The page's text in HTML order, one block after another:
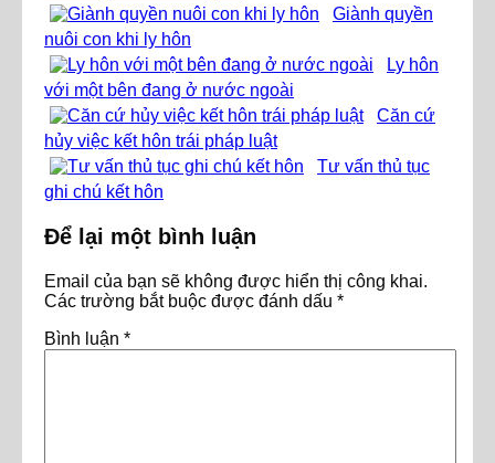
Giành quyền
nuôi con khi ly hôn
Ly hôn
với một bên đang ở nước ngoài
Căn cứ
hủy việc kết hôn trái pháp luật
Tư vấn thủ tục
ghi chú kết hôn
Để lại một bình luận
Email của bạn sẽ không được hiển thị công khai.
Các trường bắt buộc được đánh dấu *
Bình luận *